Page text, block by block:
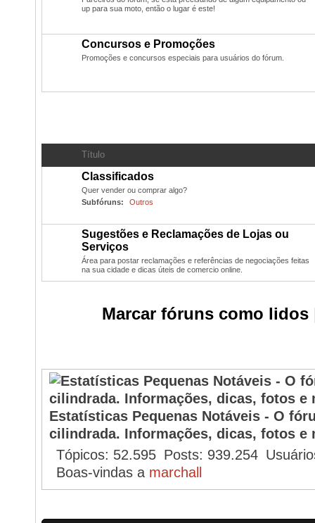
up para sua moto, então o lugar é este!
Concursos e Promoções
Promoções e concursos especiais para usuários do fórum.
Título
Classificados
Quer vender ou comprar algo?
Subfóruns:
Outros
Sugestões e Reclamações de Lojas ou
Serviços
Área para postar reclamações e referências de negociações feitas
na sua cidade e dicas úteis de comercio online.
Marcar fóruns como lidos
Estatísticas Pequenas Notáveis - O
cilindrada. Informações, dicas, fotos e
Tópicos 52.595 Posts 939.254
Boas-vindas a marchall